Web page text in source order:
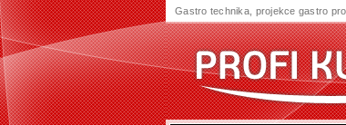
Gastro technika, projekce gastro